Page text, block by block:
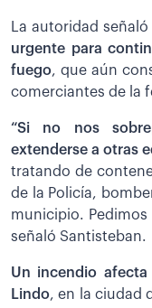
La autoridad señaló
urgente para
fuego, que aún
comerciantes de la
“Si no nos
extenderse a otras
tratando de
de la Policía,
municipio.
señaló Santisteban.
Un incendio
Lindo, en la ciudad